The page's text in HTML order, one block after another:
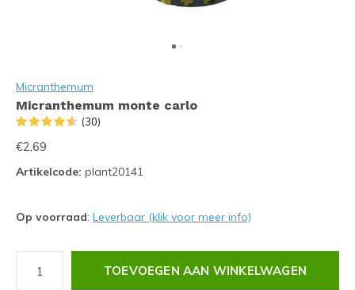
Micranthemum
Micranthemum monte carlo
(30)
€2,69
Artikelcode: plant20141
Op voorraad: Leverbaar (klik voor meer info)
TOEVOEGEN AAN WINKELWAGEN